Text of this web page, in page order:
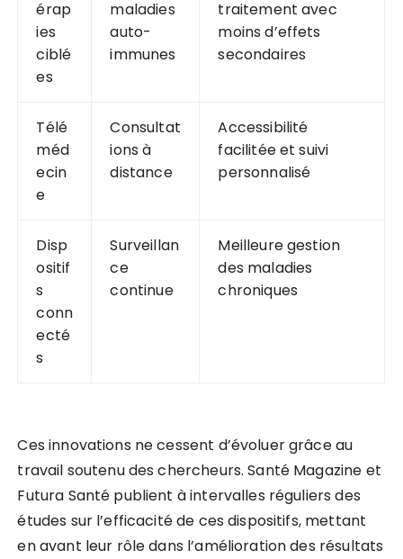
érap
ies
ciblé
es
maladies
auto-
immunes
traitement avec
moins d’effets
secondaires
Télé
méd
ecin
e
Consultat
ions à
distance
Accessibilité
facilitée et suivi
personnalisé
Disp
ositif
s
conn
ecté
s
Surveillan
ce
continue
Meilleure gestion
des maladies
chroniques
Ces innovations ne cessent d’évoluer grâce au
travail soutenu des chercheurs. Santé Magazine et
Futura Santé publient à intervalles réguliers des
études sur l’efficacité de ces dispositifs, mettant
en avant leur rôle dans l’amélioration des résultats